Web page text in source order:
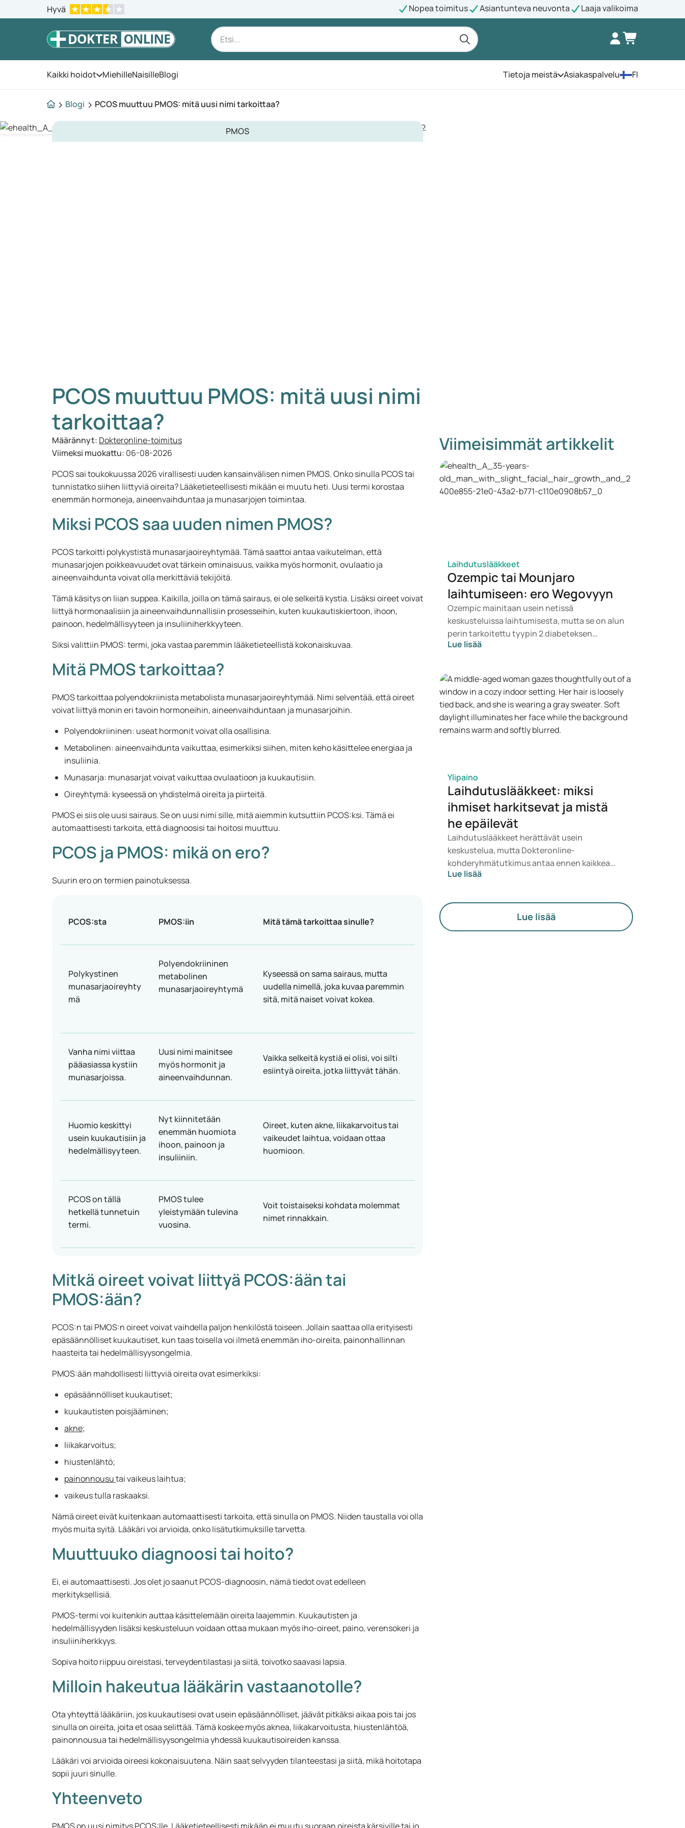
Hyvä Nopea toimitus Asiantunteva neuvonta Laaja valikoima
Kaikki hoidot Avaa valikko
MiehilleNaisilleBlogi Tietoja meistä Avaa valikko
Asiakaspalvelu FI
Blogi PCOS muuttuu PMOS: mitä uusi nimi tarkoittaa?
PMOS
PCOS muuttuu PMOS: mitä uusi nimi
tarkoittaa?
Määrännyt: Dokteronline-toimitus
Viimeksi muokattu: 06-08-2026
PCOS sai toukokuussa 2026 virallisesti uuden kansainvälisen nimen PMOS. Onko sinulla PCOS tai
tunnistatko siihen liittyviä oireita? Lääketieteellisesti mikään ei muutu heti. Uusi termi korostaa
enemmän hormoneja, aineenvaihduntaa ja munasarjojen toimintaa.
Miksi PCOS saa uuden nimen PMOS?
PCOS tarkoitti polykystistä munasarjaoireyhtymää. Tämä saattoi antaa vaikutelman, että
munasarjojen poikkeavuudet ovat tärkein ominaisuus, vaikka myös hormonit, ovulaatio ja
aineenvaihdunta voivat olla merkittäviä tekijöitä.
Tämä käsitys on liian suppea. Kaikilla, joilla on tämä sairaus, ei ole selkeitä kystia. Lisäksi oireet voivat
liittyä hormonaalisiin ja aineenvaihdunnallisiin prosesseihin, kuten kuukautiskiertoon, ihoon,
painoon, hedelmällisyyteen ja insuliiniherkkyyteen.
Siksi valittiin PMOS: termi, joka vastaa paremmin lääketieteellistä kokonaiskuvaa.
Mitä PMOS tarkoittaa?
PMOS tarkoittaa polyendokriinista metabolista munasarjaoireyhtymää. Nimi selventää, että oireet
voivat liittyä monin eri tavoin hormoneihin, aineenvaihduntaan ja munasarjoihin.
Polyendokriininen: useat hormonit voivat olla osallisina.
Metabolinen: aineenvaihdunta vaikuttaa, esimerkiksi siihen, miten keho käsittelee energiaa ja
insuliinia.
Munasarja: munasarjat voivat vaikuttaa ovulaatioon ja kuukautisiin.
Oireyhtymä: kyseessä on yhdistelmä oireita ja piirteitä.
PMOS ei siis ole uusi sairaus. Se on uusi nimi sille, mitä aiemmin kutsuttiin PCOS:ksi. Tämä ei
automaattisesti tarkoita, että diagnoosisi tai hoitosi muuttuu.
PCOS ja PMOS: mikä on ero?
Suurin ero on termien painotuksessa.
PCOS:sta PMOS:iin Mitä tämä tarkoittaa sinulle?
Polykystinen
munasarjaoireyhty
mä
Polyendokriininen
metabolinen
munasarjaoireyhtymä
Kyseessä on sama sairaus, mutta
uudella nimellä, joka kuvaa paremmin
sitä, mitä naiset voivat kokea.
Vanha nimi viittaa
pääasiassa kystiin
munasarjoissa.
Uusi nimi mainitsee
myös hormonit ja
aineenvaihdunnan.
Vaikka selkeitä kystiä ei olisi, voi silti
esiintyä oireita, jotka liittyvät tähän.
Huomio keskittyi
usein kuukautisiin ja
hedelmällisyyteen.
Nyt kiinnitetään
enemmän huomiota
ihoon, painoon ja
insuliiniin.
Oireet, kuten akne, liikakarvoitus tai
vaikeudet laihtua, voidaan ottaa
huomioon.
PCOS on tällä
hetkellä tunnetuin
termi.
PMOS tulee
yleistymään tulevina
vuosina.
Voit toistaiseksi kohdata molemmat
nimet rinnakkain.
Mitkä oireet voivat liittyä PCOS:ään tai
PMOS:ään?
PCOS:n tai PMOS:n oireet voivat vaihdella paljon henkilöstä toiseen. Jollain saattaa olla erityisesti
epäsäännölliset kuukautiset, kun taas toisella voi ilmetä enemmän iho-oireita, painonhallinnan
haasteita tai hedelmällisyysongelmia.
PMOS:ään mahdollisesti liittyviä oireita ovat esimerkiksi:
epäsäännölliset kuukautiset;
kuukautisten poisjääminen;
akne;
liikakarvoitus;
hiustenlähtö;
painonnousutai vaikeus laihtua;
vaikeus tulla raskaaksi.
Nämä oireet eivät kuitenkaan automaattisesti tarkoita, että sinulla on PMOS. Niiden taustalla voi olla
myös muita syitä. Lääkäri voi arvioida, onko lisätutkimuksille tarvetta.
Muuttuuko diagnoosi tai hoito?
Ei, ei automaattisesti. Jos olet jo saanut PCOS-diagnoosin, nämä tiedot ovat edelleen
merkityksellisiä.
PMOS-termi voi kuitenkin auttaa käsittelemään oireita laajemmin. Kuukautisten ja
hedelmällisyyden lisäksi keskusteluun voidaan ottaa mukaan myös iho-oireet, paino, verensokeri ja
insuliiniherkkyys.
Sopiva hoito riippuu oireistasi, terveydentilastasi ja siitä, toivotko saavasi lapsia.
Milloin hakeutua lääkärin vastaanotolle?
Ota yhteyttä lääkäriin, jos kuukautisesi ovat usein epäsäännölliset, jäävät pitkäksi aikaa pois tai jos
sinulla on oireita, joita et osaa selittää. Tämä koskee myös aknea, liikakarvoitusta, hiustenlähtöä,
painonnousua tai hedelmällisyysongelmia yhdessä kuukautisoireiden kanssa.
Lääkäri voi arvioida oireesi kokonaisuutena. Näin saat selvyyden tilanteestasi ja siitä, mikä hoitotapa
sopii juuri sinulle.
Yhteenveto
Viimeisimmät artikkelit
Laihdutuslääkkeet
Ozempic tai Mounjaro
laihtumiseen: ero Wegovyyn
Ozempic mainitaan usein netissä
keskusteluissa laihtumisesta, mutta se on alun
perin tarkoitettu tyypin 2 diabeteksen
hoitoon. Jos etsit lääkettä painonhallintaan,
Sopivan hoidon valitsee lääkäri
terveydentilasi, BMI:si ja käyttämäsi
lääkityksen perusteella.
Lue lisää
Ylipaino
Laihdutuslääkkeet: miksi
ihmiset harkitsevat ja mistä
he epäilevät
Laihdutuslääkkeet herättävät usein
keskustelua, mutta Dokteronline-
kohderyhmätutkimus antaa ennen kaikkea
realistisen kuvan. Ihmiset eivät halua vain
terveemmäksi, energisemmäksi ja
itsevarmemmaksi. Samalla he haluavat tietää,
ovatko lääkkeet turvallisia, sopivia ja
Lue lisää
Lue lisää